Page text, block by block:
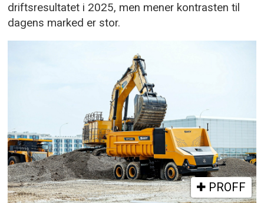
driftsresultatet i 2025, men mener kontrasten til
dagens marked er stor.
PROFF